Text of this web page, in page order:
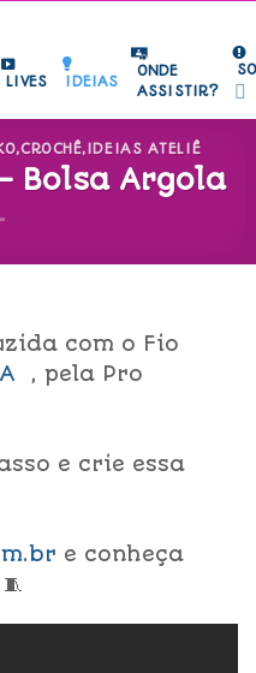
LIVES IDEIAS
ONDE
ASSISTIR?
,CROCHÊ, IDEIAS ATELIÊ
Bolsa Argola
com o Fio
, pela Pro
e crie essa
e conheça